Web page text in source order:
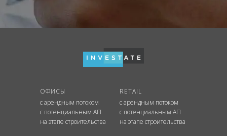
ОФИСЫ
с арендным потоком
с потенциальным АП
на этапе строительства
RETAIL
с арендным потоком
с потенциальным АП
на этапе строительства